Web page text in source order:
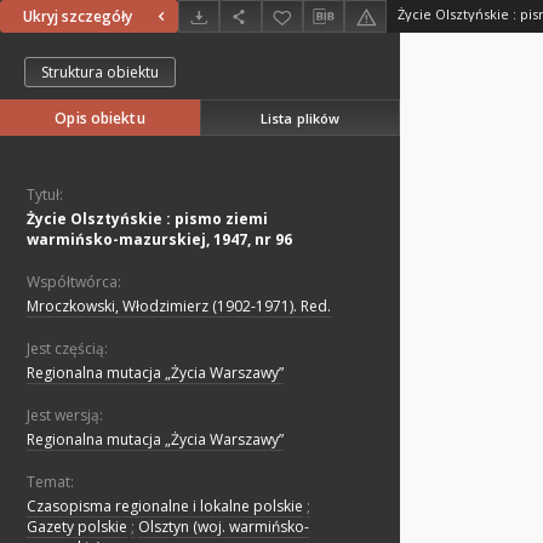
Ukryj szczegóły
Struktura obiektu
Opis obiektu Lista plików
Tytuł:
Życie Olsztyńskie : pismo ziemi
warmińsko-mazurskiej, 1947, nr 96
Współtwórca:
Mroczkowski, Włodzimierz (1902-1971). Red.
Jest częścią:
Regionalna mutacja „Życia Warszawy”
Jest wersją:
Regionalna mutacja „Życia Warszawy”
Temat:
Czasopisma regionalne i lokalne polskie ;
Gazety polskie ; Olsztyn (woj. warmińsko-